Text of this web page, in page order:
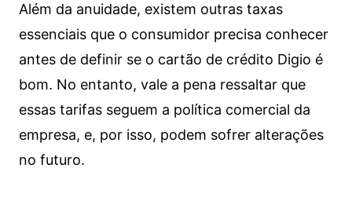
Além da anuidade, existem outras taxas
essenciais que o consumidor precisa conhecer
antes de definir se o cartão de crédito Digio é
bom. No entanto, vale a pena ressaltar que
essas tarifas seguem a política comercial da
empresa, e, por isso, podem sofrer alterações
no futuro.